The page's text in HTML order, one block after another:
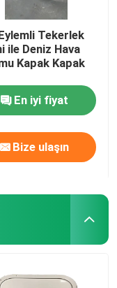
Eylemli Tekerlek
ile Deniz Hava
Kapak Kapak
En iyi fiyat
Bize ulaşın